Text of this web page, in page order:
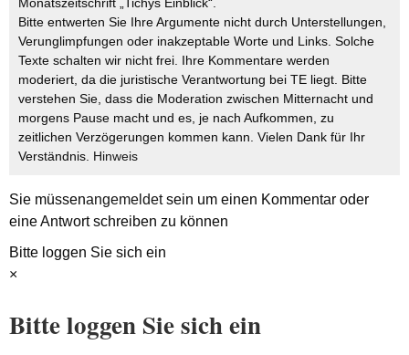
Monatszeitschrift „Tichys Einblick“.
Bitte entwerten Sie Ihre Argumente nicht durch Unterstellungen,
Verunglimpfungen oder inakzeptable Worte und Links. Solche
Texte schalten wir nicht frei. Ihre Kommentare werden
moderiert, da die juristische Verantwortung bei TE liegt. Bitte
verstehen Sie, dass die Moderation zwischen Mitternacht und
morgens Pause macht und es, je nach Aufkommen, zu
zeitlichen Verzögerungen kommen kann. Vielen Dank für Ihr
Verständnis. Hinweis
Sie müssenangemeldetsein um einen Kommentar oder
eine Antwort schreiben zu können
Bitte loggen Sie sich ein
×
Bitte loggen Sie sich ein